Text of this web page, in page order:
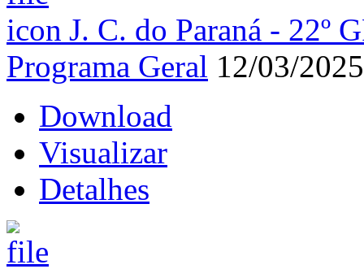
J. C. do Paraná - 22º
Programa Geral 12/03/2025
Download
Visualizar
Detalhes